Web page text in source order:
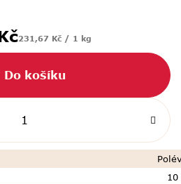
Měrná
cena:
231,67 Kč / 1 kg
Do košíku